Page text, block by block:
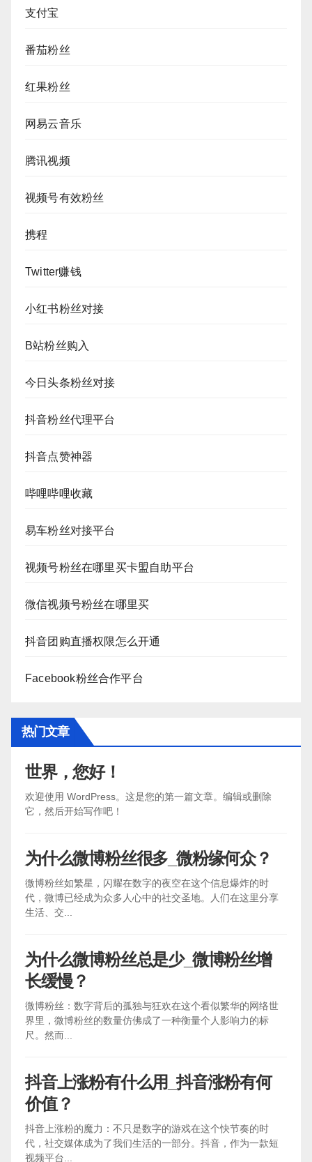
支付宝
番茄粉丝
红果粉丝
网易云音乐
腾讯视频
视频号有效粉丝
携程
Twitter赚钱
小红书粉丝对接
B站粉丝购入
今日头条粉丝对接
抖音粉丝代理平台
抖音点赞神器
哔哩哔哩收藏
易车粉丝对接平台
视频号粉丝在哪里买卡盟自助平台
微信视频号粉丝在哪里买
抖音团购直播权限怎么开通
Facebook粉丝合作平台
热门文章
世界，您好！
欢迎使用 WordPress。这是您的第一篇文章。编辑或删除
它，然后开始写作吧！
为什么微博粉丝很多_微粉缘何众？
微博粉丝如繁星，闪耀在数字的夜空在这个信息爆炸的时
代，微博已经成为众多人心中的社交圣地。人们在这里分享
生活、交...
为什么微博粉丝总是少_微博粉丝增
长缓慢？
微博粉丝：数字背后的孤独与狂欢在这个看似繁华的网络世
界里，微博粉丝的数量仿佛成了一种衡量个人影响力的标
尺。然而...
抖音上涨粉有什么用_抖音涨粉有何
价值？
抖音上涨粉的魔力：不只是数字的游戏在这个快节奏的时
代，社交媒体成为了我们生活的一部分。抖音，作为一款短
视频平台...